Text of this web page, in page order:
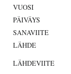
VUOSI
PÄIVÄYS
SANAVIITE
LÄHDE
LÄHDEVIITE